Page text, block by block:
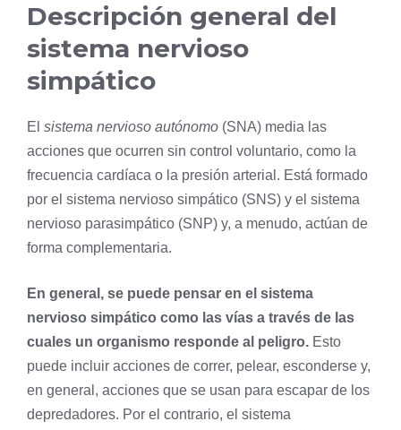
Descripción general del
sistema nervioso
simpático
El sistema nervioso autónomo (SNA) media las
acciones que ocurren sin control voluntario, como la
frecuencia cardíaca o la presión arterial. Está formado
por el sistema nervioso simpático (SNS) y el sistema
nervioso parasimpático (SNP) y, a menudo, actúan de
forma complementaria.
En general, se puede pensar en el sistema
nervioso simpático como las vías a través de las
cuales un organismo responde al peligro. Esto
puede incluir acciones de correr, pelear, esconderse y,
en general, acciones que se usan para escapar de los
depredadores. Por el contrario, el sistema